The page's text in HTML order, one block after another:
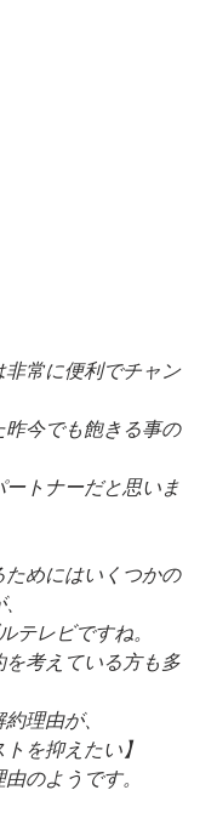
常に便利でチャン
今でも飽きる事の
ートナーだと思いま
ためにはいくつかの
テレビですね。
を考えている方も多
理由が、
トを抑えたい】
のようです。